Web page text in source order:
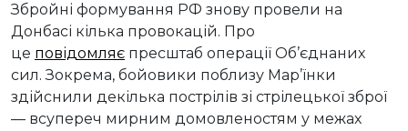
Збройні формування РФ знову провели на
Донбасі кілька провокацій. Про
це повідомляє пресштаб операції Об’єднаних
сил. Зокрема, бойовики поблизу Мар’їнки
здійснили декілька пострілів зі стрілецької зброї
— всупереч мирним домовленостям у межах